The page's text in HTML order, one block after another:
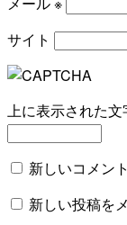
サイト
上に表示された文
新しいコメン
新しい投稿を